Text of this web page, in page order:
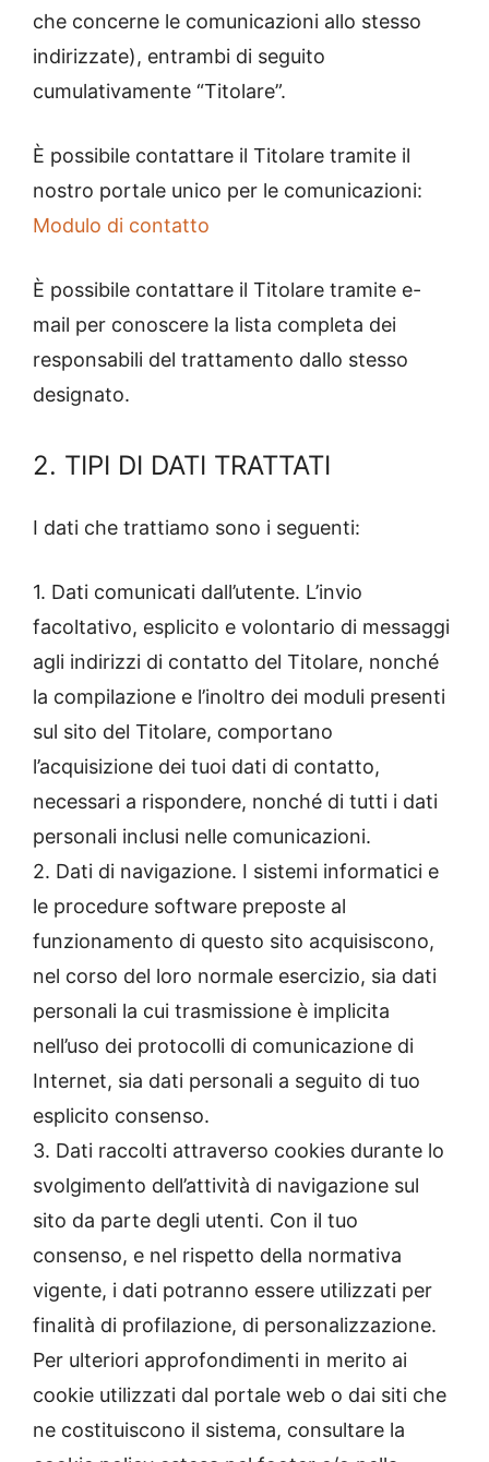
che concerne le comunicazioni allo stesso
indirizzate), entrambi di seguito
cumulativamente “Titolare”.
È possibile contattare il Titolare tramite il
nostro portale unico per le comunicazioni:
Modulo di contatto
È possibile contattare il Titolare tramite e-
mail per conoscere la lista completa dei
responsabili del trattamento dallo stesso
designato.
2. TIPI DI DATI TRATTATI
I dati che trattiamo sono i seguenti:
1. Dati comunicati dall’utente. L’invio
facoltativo, esplicito e volontario di messaggi
agli indirizzi di contatto del Titolare, nonché
la compilazione e l’inoltro dei moduli presenti
sul sito del Titolare, comportano
l’acquisizione dei tuoi dati di contatto,
necessari a rispondere, nonché di tutti i dati
personali inclusi nelle comunicazioni.
2. Dati di navigazione. I sistemi informatici e
le procedure software preposte al
funzionamento di questo sito acquisiscono,
nel corso del loro normale esercizio, sia dati
personali la cui trasmissione è implicita
nell’uso dei protocolli di comunicazione di
Internet, sia dati personali a seguito di tuo
esplicito consenso.
3. Dati raccolti attraverso cookies durante lo
svolgimento dell’attività di navigazione sul
sito da parte degli utenti. Con il tuo
consenso, e nel rispetto della normativa
vigente, i dati potranno essere utilizzati per
finalità di profilazione, di personalizzazione.
Per ulteriori approfondimenti in merito ai
cookie utilizzati dal portale web o dai siti che
ne costituiscono il sistema, consultare la